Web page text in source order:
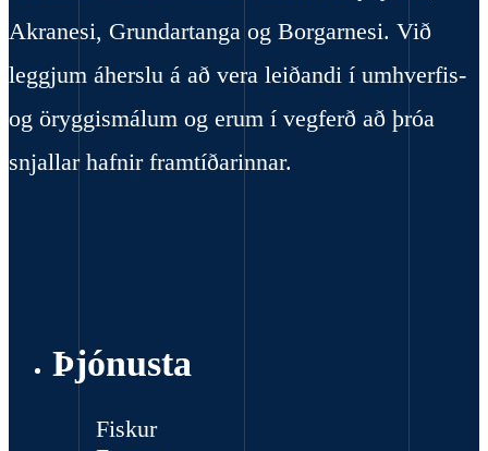
Akranesi, Grundartanga og Borgarnesi. Við
leggjum áherslu á að vera leiðandi í umhverfis-
og öryggismálum og erum í vegferð að þróa
snjallar hafnir framtíðarinnar.
Þjónusta
Fiskur